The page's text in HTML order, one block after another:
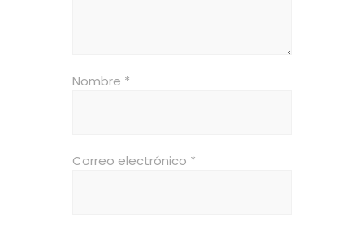
Nombre *
Correo electrónico *